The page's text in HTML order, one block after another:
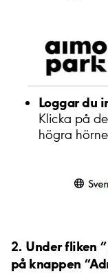
Loggar du
Klicka på
högra
2. Under fliken
på knappen